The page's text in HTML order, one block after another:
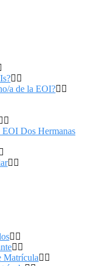
a de la EOI?
Dos Hermanas
Matrícula